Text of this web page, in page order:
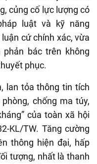
củng cố lực lượng có
luật và kỹ năng
cứ chính xác, vừa
bác trên không
phục.
lan tỏa thông tin tích
chống ma túy,
của toàn xã hội
KL/TW. Tăng cường
thông hiện đại, hấp
tượng, nhất là thanh